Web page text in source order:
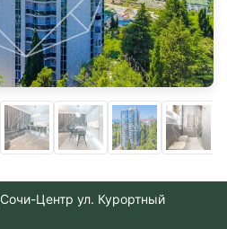
Сочи-Центр ул. Курортный